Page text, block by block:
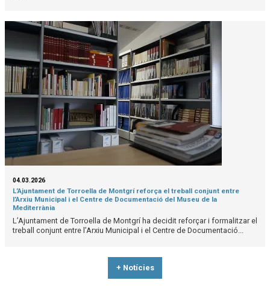
04.03.2026
L’Ajuntament de Torroella de Montgrí reforça el treball conjunt entre
l’Arxiu Municipal i el Centre de Documentació del Museu de la
Mediterrània
L’Ajuntament de Torroella de Montgrí ha decidit reforçar i formalitzar el
treball conjunt entre l’Arxiu Municipal i el Centre de Documentació...
+ Notícies